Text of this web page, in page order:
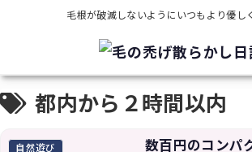
毛根が破滅しないようにいつもより優し
都内から２時間以内
自然遊び
数百円のコンパ